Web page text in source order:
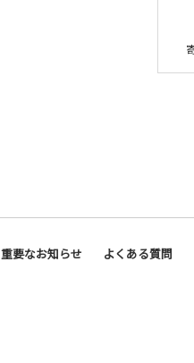
重要なお知らせ よくある質問